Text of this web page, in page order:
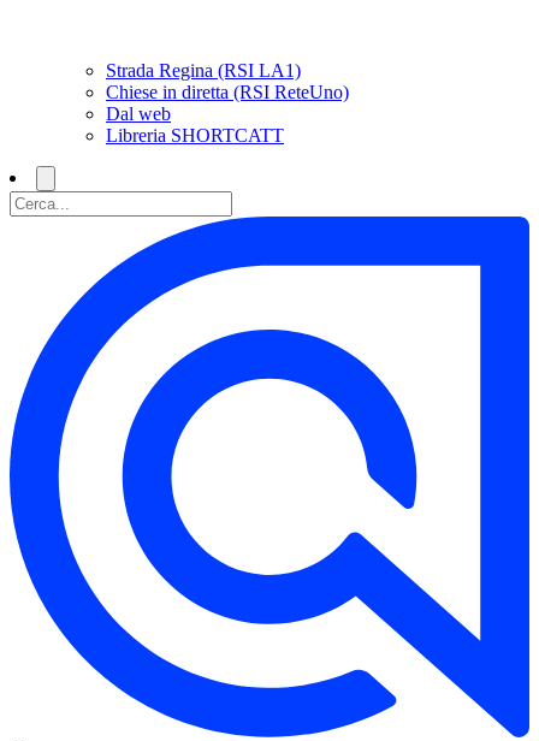
Strada Regina (RSI LA1)
Chiese in diretta (RSI ReteUno)
Dal web
Libreria SHORTCATT